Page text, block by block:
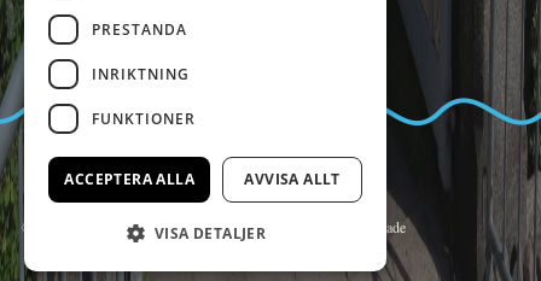
© Copyright 2014 Kalmar Sjömanshem, alla rättigheter reserverade
PRESTANDA
INRIKTNING
FUNKTIONER
ACCEPTERA ALLA AVVISA ALLT
VISA DETALJER